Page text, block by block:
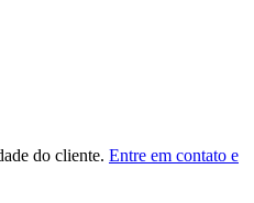
do cliente. Entre em contato e